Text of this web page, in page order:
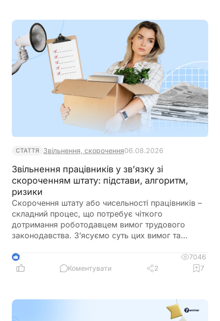
СТАТТЯ Звільнення, скорочення06.08.2026
Звільнення працівників у зв’язку зі
скороченням штату: підстави, алгоритм,
ризики
Скорочення штату або чисельності працівників –
складний процес, що потребує чіткого
дотримання роботодавцем вимог трудового
законодавства. З’ясуємо суть цих вимог та
роботодавця у разі звільнення працівників під час
процедури скорочення штату або чисельності
2
7046
Коментувати
2 7